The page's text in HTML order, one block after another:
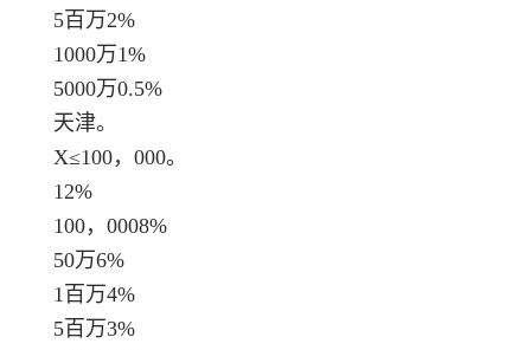
5百万2%
1000万1%
5000万0.5%
天津。
X≤100，000。
12%
100，0008%
50万6%
1百万4%
5百万3%